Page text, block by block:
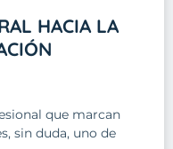
HACIA LA
que marcan
sin duda, uno de